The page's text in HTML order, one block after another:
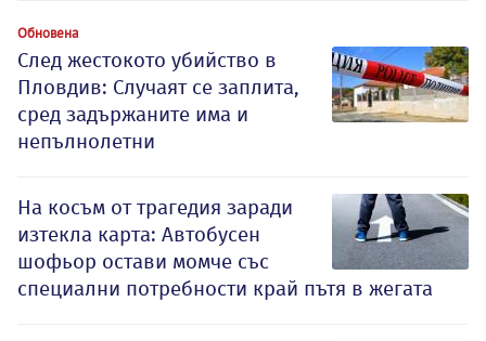
Обновена
След жестокото убийство в
Пловдив: Случаят се заплита,
сред задържаните има и
непълнолетни
На косъм от трагедия заради
изтекла карта: Автобусен
шофьор остави момче със
специални потребности край пътя в жегата